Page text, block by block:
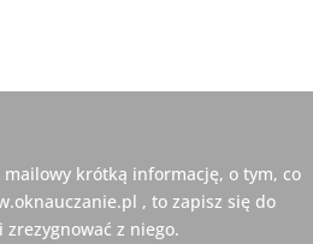
mailowy krótką informację, o tym, co
, to zapisz się do
z niego.